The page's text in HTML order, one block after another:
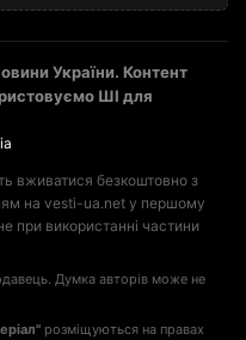
України. Контент
ШІ для
вживатися безкоштовно з
на vesti-ua.net у першому
при використанні частини
Думка авторів може не
розміщуються на правах